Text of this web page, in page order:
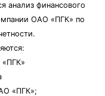
анализ финансового
ОАО «ПГК» по
«ПГК»;